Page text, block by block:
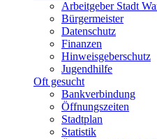
Arbeitgeber Stadt
Bürgermeister
Datenschutz
Finanzen
Hinweisgeberschutz
Jugendhilfe
Oft gesucht
Bankverbindung
Öffnungszeiten
Stadtplan
Statistik